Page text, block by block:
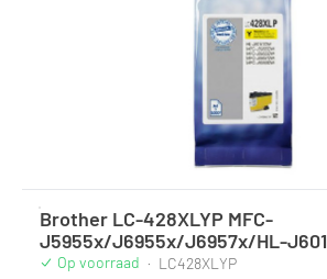
Brother LC-428XLYP MFC-
J5955x/J6955x/J6957x/HL-J601
Op voorraad · LC428XLYP